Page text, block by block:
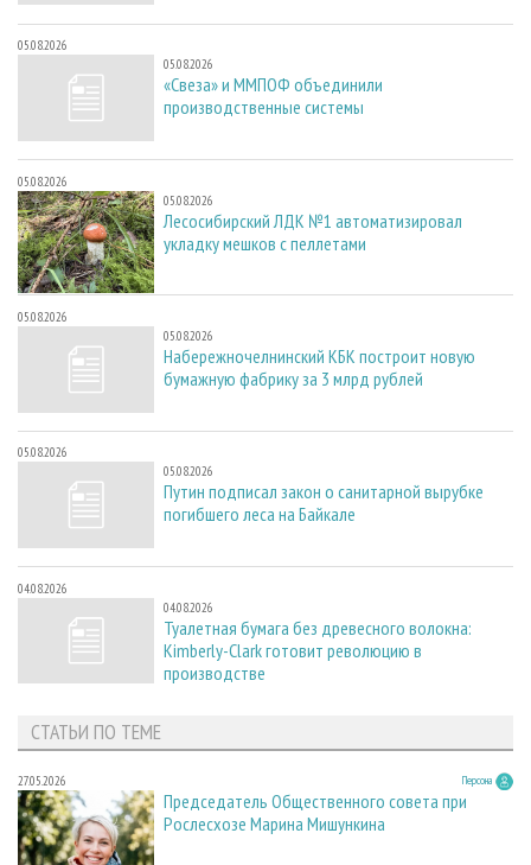
05.08.2026
05.08.2026
«Свеза» и ММПОФ объединили
производственные системы
05.08.2026
05.08.2026
Лесосибирский ЛДК №1 автоматизировал
укладку мешков с пеллетами
05.08.2026
05.08.2026
Набережночелнинский КБК построит новую
бумажную фабрику за 3 млрд рублей
05.08.2026
05.08.2026
Путин подписал закон о санитарной вырубке
погибшего леса на Байкале
04.08.2026
04.08.2026
Туалетная бумага без древесного волокна:
Kimberly-Clark готовит революцию в
производстве
СТАТЬИ ПО ТЕМЕ
27.05.2026 Персона
Председатель Общественного совета при
Рослесхозе Марина Мишункина